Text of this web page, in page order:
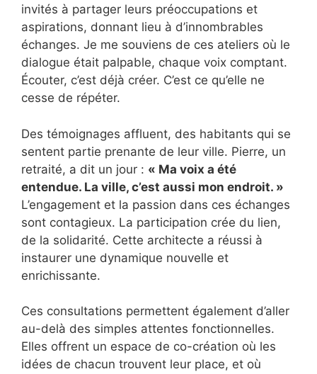
invités à partager leurs préoccupations et
aspirations, donnant lieu à d’innombrables
échanges. Je me souviens de ces ateliers où le
dialogue était palpable, chaque voix comptant.
Écouter, c’est déjà créer. C’est ce qu’elle ne
cesse de répéter.
Des témoignages affluent, des habitants qui se
sentent partie prenante de leur ville. Pierre, un
retraité, a dit un jour : « Ma voix a été
entendue. La ville, c’est aussi mon endroit. »
L’engagement et la passion dans ces échanges
sont contagieux. La participation crée du lien,
de la solidarité. Cette architecte a réussi à
instaurer une dynamique nouvelle et
enrichissante.
Ces consultations permettent également d’aller
au-delà des simples attentes fonctionnelles.
Elles offrent un espace de co-création où les
idées de chacun trouvent leur place, et où